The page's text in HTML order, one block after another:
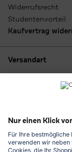
Widerrufsrecht
Studentenvorteil
Kaufvertrag
Versandart